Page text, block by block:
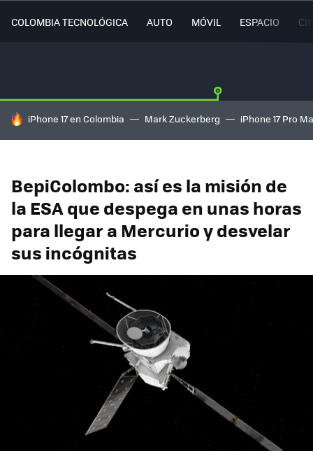
COLOMBIA TECNOLÓGICA AUTO MÓVIL ESPACIO
HOY SE HABLA DE
iPhone 17 en Colombia Mark Zuckerberg iPhone 17 Pro
BepiColombo: así es la misión de
la ESA que despega en unas horas
para llegar a Mercurio y desvelar
sus incógnitas